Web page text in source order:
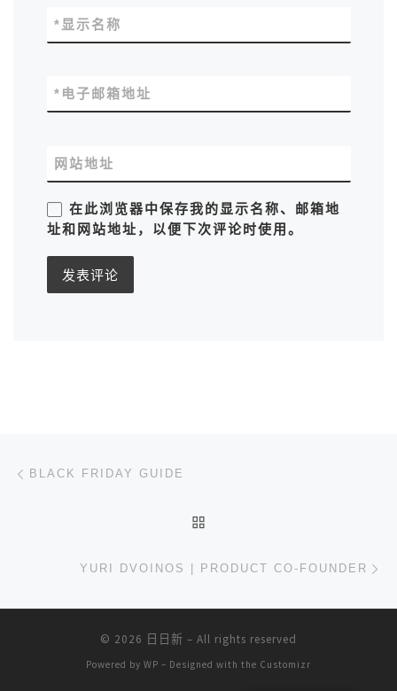
显示名称
*
电子邮箱地址
*
网站地址
在此浏览器中保存我的显示名称、邮箱地
址和网站地址，以便下次评论时使用。
文章导航
BLACK FRIDAY GUIDE
YURI DVOINOS | PRODUCT CO-FOUNDER
© 2026 日日新 – All rights reserved
Powered by WP – Designed with the Customizr